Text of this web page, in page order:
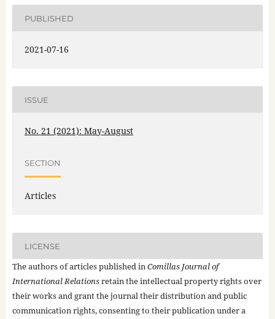
PUBLISHED
2021-07-16
ISSUE
No. 21 (2021): May-August
SECTION
Articles
LICENSE
The authors of articles published inComillas Journal of
International Relationsretain the intellectual property rights over
their works and grant the journal their distribution and public
communication rights, consenting to their publication under a